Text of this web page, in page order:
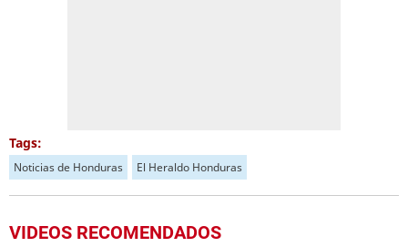
Tags:
Noticias de Honduras El Heraldo Honduras
VIDEOS RECOMENDADOS